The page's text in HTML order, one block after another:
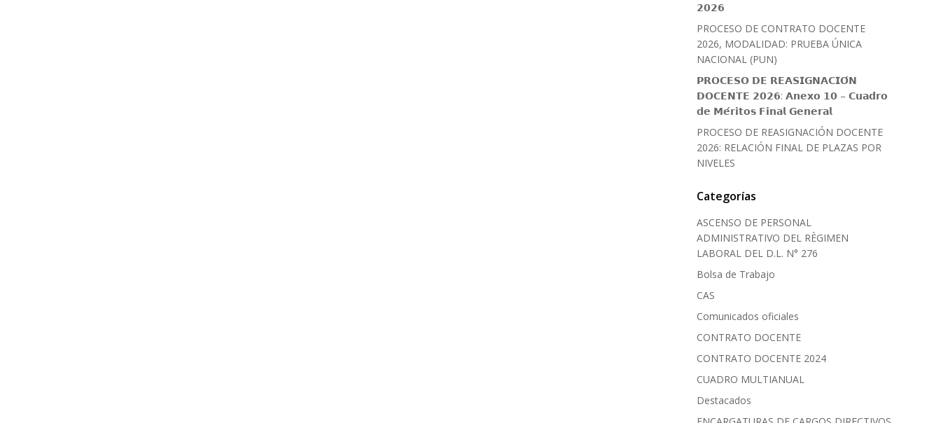
𝟮𝟬𝟮𝟲
PROCESO DE CONTRATO DOCENTE
2026, MODALIDAD: PRUEBA ÚNICA
NACIONAL (PUN)
𝗣𝗥𝗢𝗖𝗘𝗦𝗢 𝗗𝗘 𝗥𝗘𝗔𝗦𝗜𝗚𝗡𝗔𝗖𝗜𝗢́𝗡
𝗗𝗢𝗖𝗘𝗡𝗧𝗘 𝟮𝟬𝟮𝟲: 𝗔𝗻𝗲𝘅𝗼 𝟭𝟬 – 𝗖𝘂𝗮𝗱𝗿𝗼
𝗱𝗲 𝗠𝗲́𝗿𝗶𝘁𝗼𝘀 𝗙𝗶𝗻𝗮𝗹 𝗚𝗲𝗻𝗲𝗿𝗮𝗹
PROCESO DE REASIGNACIÓN DOCENTE
2026: RELACIÓN FINAL DE PLAZAS POR
NIVELES
Categorías
ASCENSO DE PERSONAL
ADMINISTRATIVO DEL RÈGIMEN
LABORAL DEL D.L. N° 276
Bolsa de Trabajo
CAS
Comunicados oficiales
CONTRATO DOCENTE
CONTRATO DOCENTE 2024
CUADRO MULTIANUAL
Destacados